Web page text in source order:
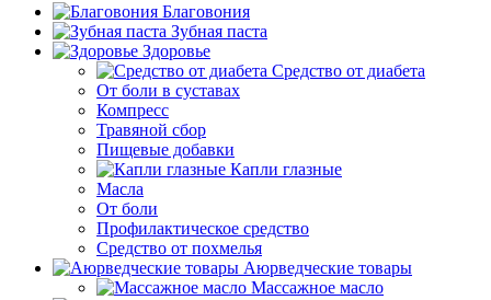
Благовония
Зубная паста
Здоровье
Средство от диабета
От боли в суставах
Компресс
Травяной сбор
Пищевые добавки
Капли глазные
Масла
От боли
Профилактическое средство
Средство от похмелья
Аюрведческие товары
Массажное масло